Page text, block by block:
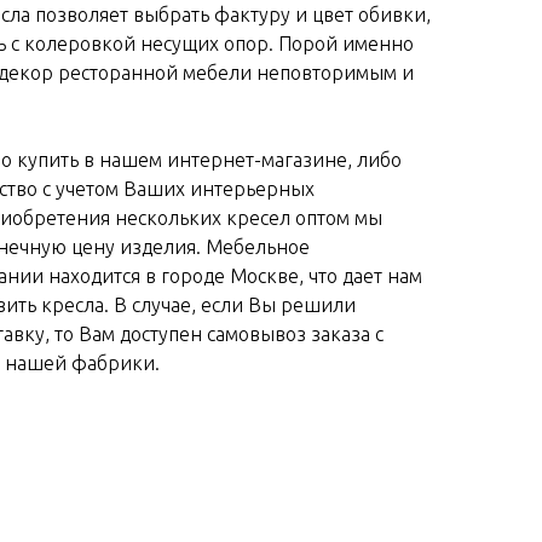
позволяет выбрать фактуру и цвет обивки,
с колеровкой несущих опор. Порой именно
ресторанной мебели неповторимым и
купить в нашем интернет-магазине, либо
с учетом Ваших интерьерных
нескольких кресел оптом мы
цену изделия. Мебельное
находится в городе Москве, что дает нам
кресла. В случае, если Вы решили
то Вам доступен самовывоз заказа с
нашей фабрики.